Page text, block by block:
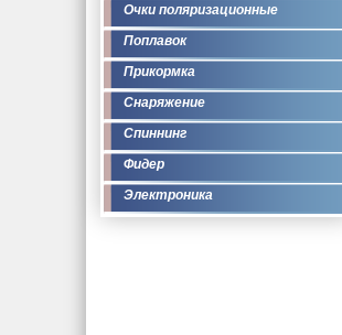
Очки поляризационные
Поплавок
Прикормка
Снаряжение
Спиннинг
Фидер
Электроника